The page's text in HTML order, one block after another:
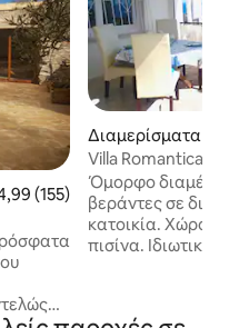
βαθμολογία: 4,99 στα 5,
(155)
Διαμερίσματα
ικία στην πόλη
Villa Romantica
Όμορφο
βεράντες σε
κατοικία. Χώρος
πισίνα. Ιδιωτικό